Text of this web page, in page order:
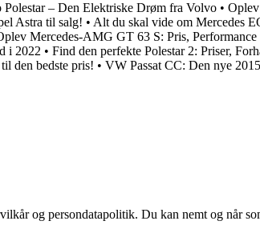
Polestar – Den Elektriske Drøm fra Volvo •
Astra til salg! • Alt du skal vide om Mercedes
Mercedes-AMG GT 63 S: Pris, Performance
i 2022 • Find den perfekte Polestar 2: Priser,
den bedste pris! • VW Passat CC: Den nye
og persondatapolitik. Du kan nemt og når